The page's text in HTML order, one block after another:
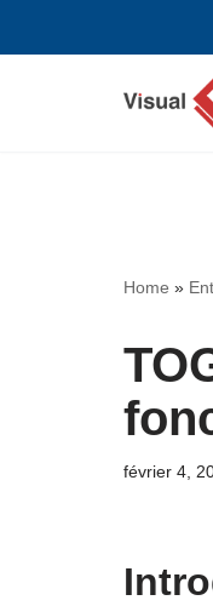
Home »
février 4,